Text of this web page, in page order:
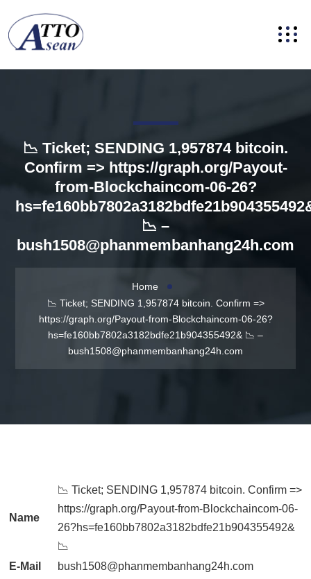
📉 Ticket; SENDING 1,957874 bitcoin.
Confirm => https://graph.org/Payout-
from-Blockchaincom-06-26?
📉 –
bush1508@phanmembanhang24h.com
Home
📉 Ticket; SENDING 1,957874 bitcoin. Confirm =>
https://graph.org/Payout-from-Blockchaincom-06-26?
hs=fe160bb7802a3182bdfe21b904355492& 📉 –
bush1508@phanmembanhang24h.com
Name
📉 Ticket; SENDING 1,957874 bitcoin. Confirm =>
https://graph.org/Payout-from-Blockchaincom-06-
26?hs=fe160bb7802a3182bdfe21b904355492&
📉
E-Mail
bush1508@phanmembanhang24h.com